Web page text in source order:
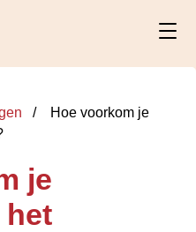
Hoe voorkom je
je
het